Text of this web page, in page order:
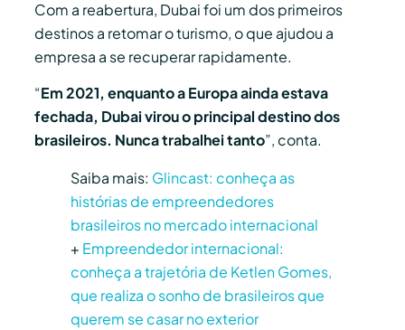
Com a reabertura, Dubai foi um dos primeiros
destinos a retomar o turismo, o que ajudou a
empresa a se recuperar rapidamente.
“Em 2021, enquanto a Europa ainda estava
fechada, Dubai virou o principal destino dos
brasileiros. Nunca trabalhei tanto”, conta.
Saiba mais: Glincast: conheça as
histórias de empreendedores
brasileiros no mercado internacional
+ Empreendedor internacional:
conheça a trajetória de Ketlen Gomes,
que realiza o sonho de brasileiros que
querem se casar no exterior